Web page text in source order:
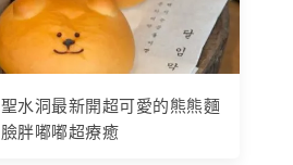
水洞最新開超可愛的熊熊麵
胖嘟嘟超療癒